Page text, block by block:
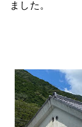
ました。